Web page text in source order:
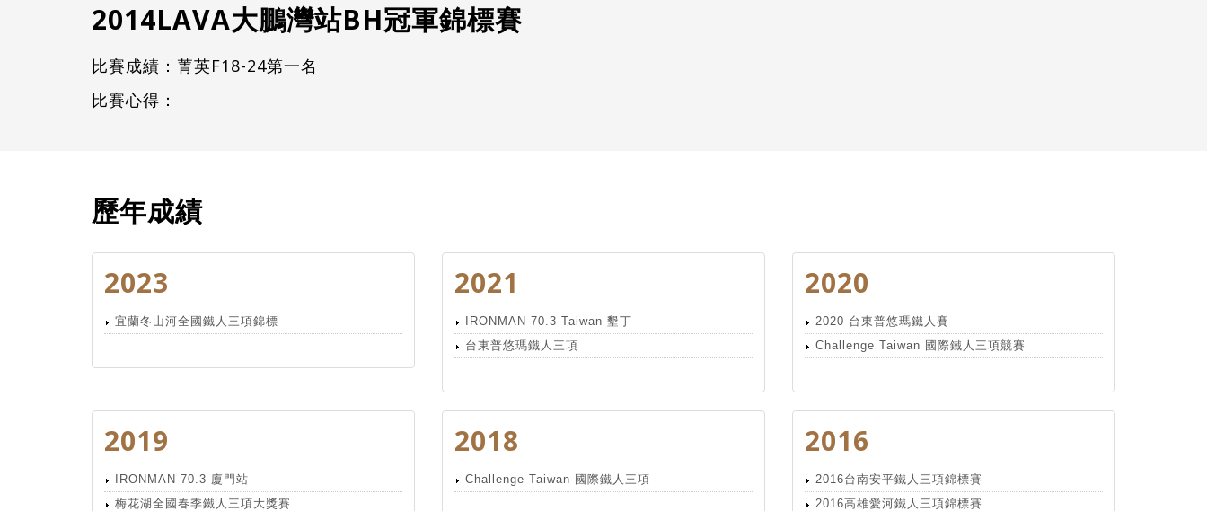
2014LAVA大鵬灣站BH冠軍錦標賽
比賽成績：菁英F18-24第一名
比賽心得：
歷年成績
2023
宜蘭冬山河全國鐵人三項錦標
2021
IRONMAN 70.3 Taiwan 墾丁
台東普悠瑪鐵人三項
2020
2020 台東普悠瑪鐵人賽
Challenge Taiwan 國際鐵人三項競賽
2019
IRONMAN 70.3 廈門站
梅花湖全國春季鐵人三項大獎賽
2018
Challenge Taiwan 國際鐵人三項
2016
2016台南安平鐵人三項錦標賽
2016高雄愛河鐵人三項錦標賽